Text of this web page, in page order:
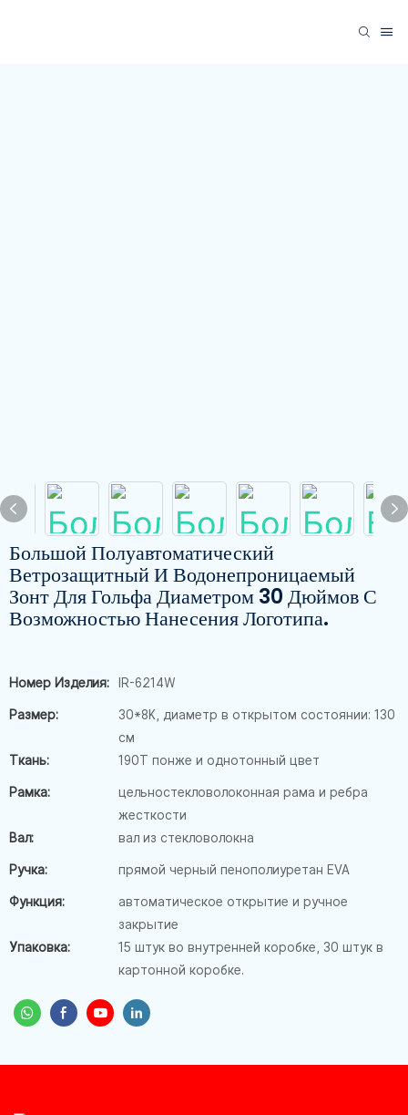
Большой Полуавтоматический
Ветрозащитный И Водонепроницаемый
Зонт Для Гольфа Диаметром 30 Дюймов С
Возможностью Нанесения Логотипа.
Номер Изделия: IR-6214W
Размер:
30*8K, диаметр в открытом состоянии: 130
см
Ткань:
190T понже и однотонный цвет
Рамка:
цельностекловолоконная рама и ребра
жесткости
Вал:
вал из стекловолокна
Ручка: прямой черный пенополиуретан EVA
Функция:
автоматическое открытие и ручное
закрытие
Упаковка:
15 штук во внутренней коробке, 30 штук в
картонной коробке.